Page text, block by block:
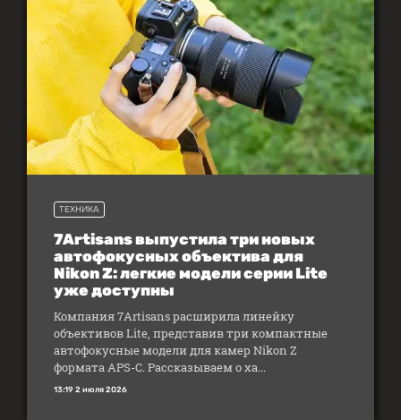
ТЕХНИКА
7Artisans выпустила три новых
автофокусных объектива для
Nikon Z: легкие модели серии Lite
уже доступны
Компания 7Artisans расширила линейку
объективов Lite, представив три компактные
автофокусные модели для камер Nikon Z
формата APS-C. Рассказываем о ха...
13:19 2 июля 2026